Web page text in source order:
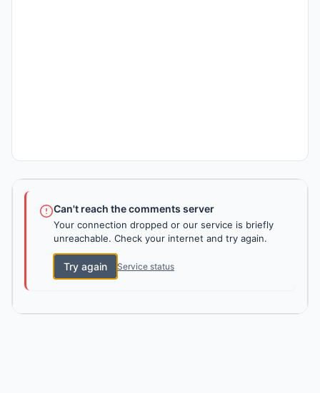
Can't reach the comments server
Your connection dropped or our service is briefly
unreachable. Check your internet and try again.
Try again Service status